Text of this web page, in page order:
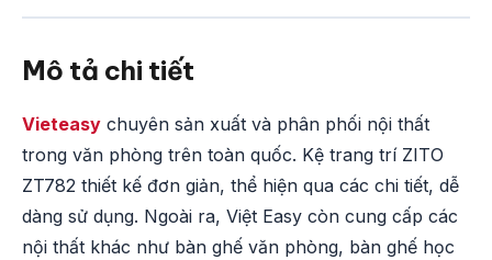
Mô tả chi tiết
Vieteasy chuyên sản xuất và phân phối nội thất
trong văn phòng trên toàn quốc. Kệ trang trí ZITO
ZT782 thiết kế đơn giản, thể hiện qua các chi tiết, dễ
dàng sử dụng. Ngoài ra, Việt Easy còn cung cấp các
nội thất khác như bàn ghế văn phòng, bàn ghế học